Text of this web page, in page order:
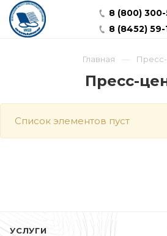
8 (800)
8 (8452) 59-
Главная
Пресс-
Список элементов пуст
УСЛУГИ